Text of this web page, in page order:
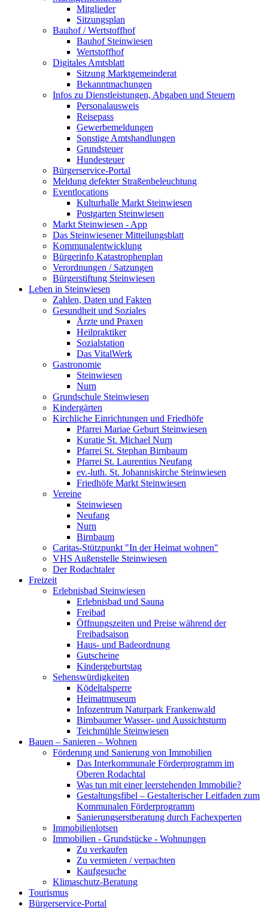
Mitglieder
Sitzungsplan
Bauhof / Wertstoffhof
Bauhof Steinwiesen
Wertstoffhof
Digitales Amtsblatt
Sitzung Marktgemeinderat
Bekanntmachungen
Infos zu Dienstleistungen, Abgaben und Steuern
Personalausweis
Reisepass
Gewerbemeldungen
Sonstige Amtshandlungen
Grundsteuer
Hundesteuer
Bürgerservice-Portal
Meldung defekter Straßenbeleuchtung
Eventlocations
Kulturhalle Markt Steinwiesen
Postgarten Steinwiesen
Markt Steinwiesen - App
Das Steinwiesener Mitteilungsblatt
Kommunalentwicklung
Bürgerinfo Katastrophenplan
Verordnungen / Satzungen
Bürgerstiftung Steinwiesen
Leben in Steinwiesen
Zahlen, Daten und Fakten
Gesundheit und Soziales
Ärzte und Praxen
Heilpraktiker
Sozialstation
Das VitalWerk
Gastronomie
Steinwiesen
Nurn
Grundschule Steinwiesen
Kindergärten
Kirchliche Einrichtungen und Friedhöfe
Pfarrei Mariae Geburt Steinwiesen
Kuratie St. Michael Nurn
Pfarrei St. Stephan Birnbaum
Pfarrei St. Laurentius Neufang
ev.-luth. St. Johanniskirche Steinwiesen
Friedhöfe Markt Steinwiesen
Vereine
Steinwiesen
Neufang
Nurn
Birnbaum
Caritas-Stützpunkt "In der Heimat wohnen"
VHS Außenstelle Steinwiesen
Der Rodachtaler
Freizeit
Erlebnisbad Steinwiesen
Erlebnisbad und Sauna
Freibad
Öffnungszeiten und Preise während der
Freibadsaison
Haus- und Badeordnung
Gutscheine
Kindergeburtstag
Sehenswürdigkeiten
Ködeltalsperre
Heimatmuseum
Infozentrum Naturpark Frankenwald
Birnbaumer Wasser- und Aussichtsturm
Teichmühle Steinwiesen
Bauen – Sanieren – Wohnen
Förderung und Sanierung von Immobilien
Das Interkommunale Förderprogramm im
Oberen Rodachtal
Was tun mit einer leerstehenden Immobilie?
Gestaltungsfibel – Gestalterischer Leitfaden zum
Kommunalen Förderprogramm
Sanierungserstberatung durch Fachexperten
Immobilienlotsen
Immobilien - Grundstücke - Wohnungen
Zu verkaufen
Zu vermieten / verpachten
Kaufgesuche
Klimaschutz-Beratung
Tourismus
Bürgerservice-Portal